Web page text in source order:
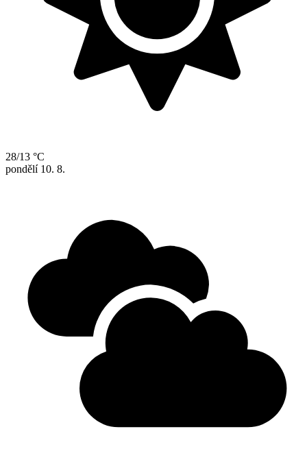
28/13 °C
pondělí 10. 8.